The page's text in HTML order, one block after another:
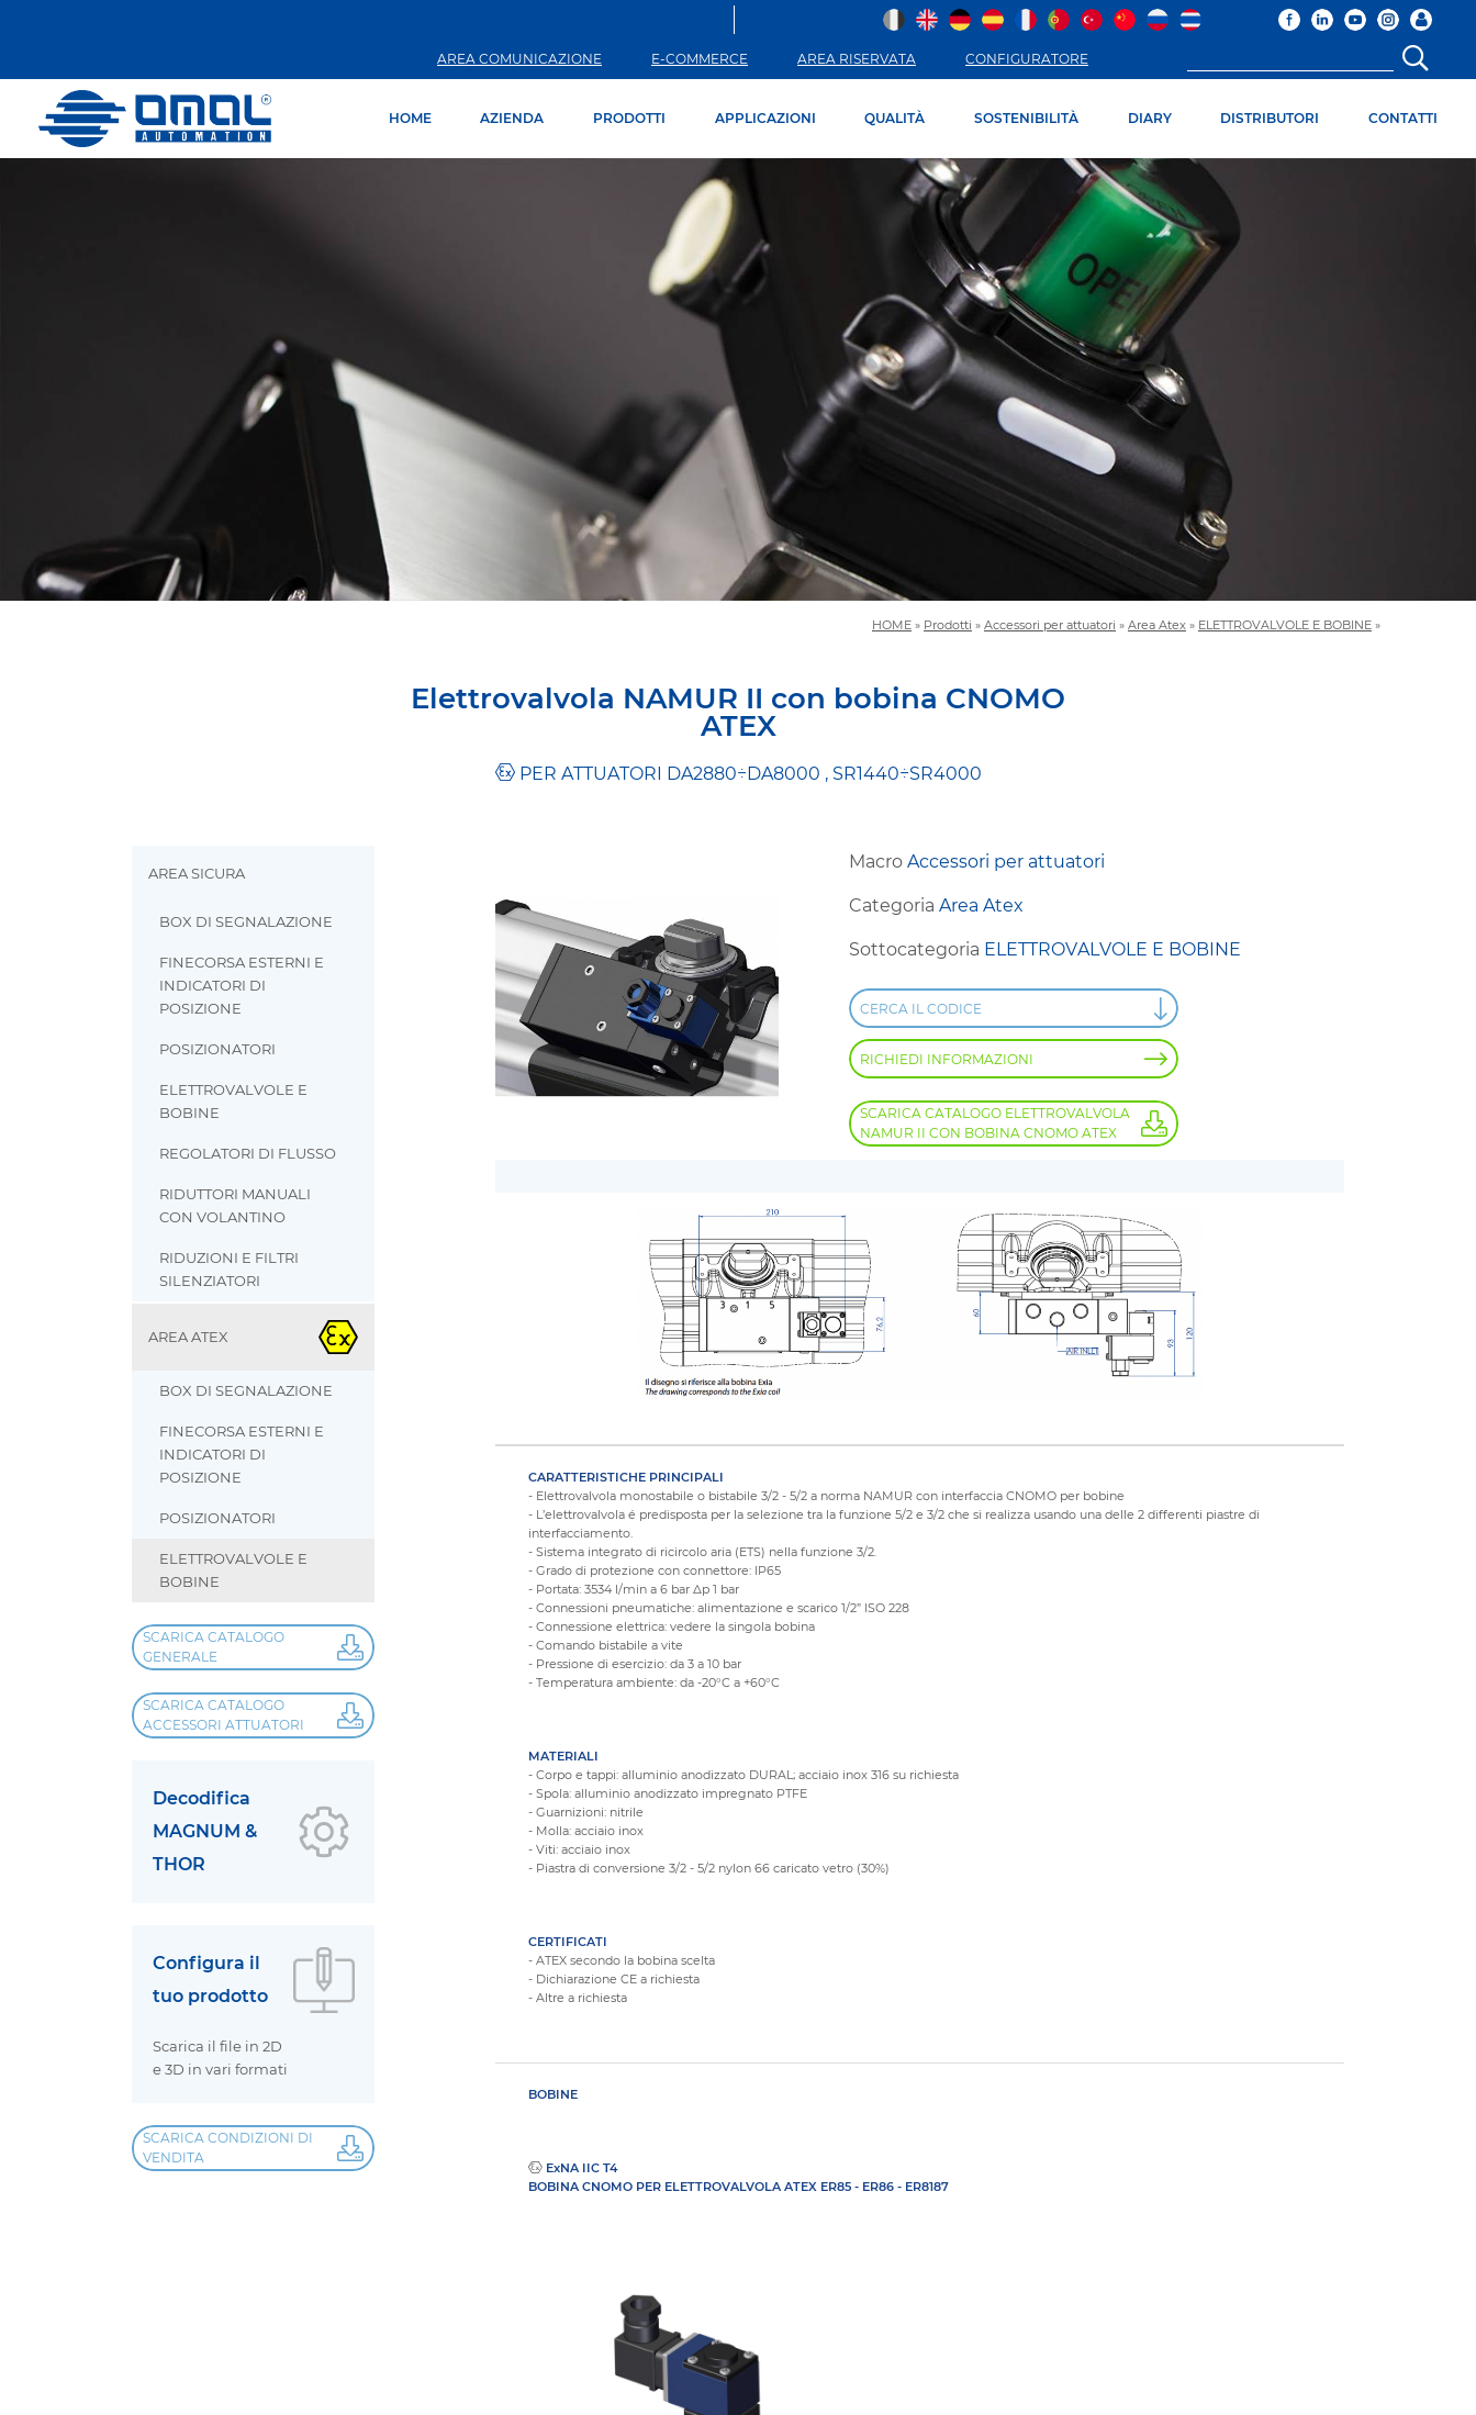
AREA COMUNICAZIONE E-COMMERCE AREA RISERVATA CONFIGURATORE
HOME AZIENDA PRODOTTI APPLICAZIONI QUALITÀ SOSTENIBILITÀ DIARY DISTRIBUTORI CONTATTI
HOME » Prodotti » Accessori per attuatori » Area Atex » ELETTROVALVOLE E BOBINE »
Elettrovalvola NAMUR II con bobina CNOMO
ATEX
PER ATTUATORI DA2880÷DA8000 , SR1440÷SR4000
AREA SICURA
BOX DI SEGNALAZIONE
FINECORSA ESTERNI E
INDICATORI DI
POSIZIONE
POSIZIONATORI
ELETTROVALVOLE E
BOBINE
REGOLATORI DI FLUSSO
RIDUTTORI MANUALI
CON VOLANTINO
RIDUZIONI E FILTRI
SILENZIATORI
AREA ATEX
BOX DI SEGNALAZIONE
FINECORSA ESTERNI E
INDICATORI DI
POSIZIONE
POSIZIONATORI
ELETTROVALVOLE E
BOBINE
SCARICA CATALOGO
GENERALE
SCARICA CATALOGO
ACCESSORI ATTUATORI
Decodifica
MAGNUM &
THOR
Configura il
tuo prodotto
Scarica il file in 2D
e 3D in vari formati
SCARICA CONDIZIONI DI
VENDITA
MacroAccessori per attuatori
CategoriaArea Atex
Sottocategoria ELETTROVALVOLE E BOBINE
CERCA IL CODICE
RICHIEDI INFORMAZIONI
SCARICA CATALOGO ELETTROVALVOLA
NAMUR II CON BOBINA CNOMO ATEX
CARATTERISTICHE PRINCIPALI
- Elettrovalvola monostabile o bistabile 3/2 - 5/2 a norma NAMUR con interfaccia CNOMO per bobine
- L’elettrovalvola é predisposta per la selezione tra la funzione 5/2 e 3/2 che si realizza usando una delle 2 differenti piastre di
interfacciamento.
- Sistema integrato di ricircolo aria (ETS) nella funzione 3/2.
- Grado di protezione con connettore: IP65
- Portata: 3534 l/min a 6 bar ∆p 1 bar
- Connessioni pneumatiche: alimentazione e scarico 1/2” ISO 228
- Connessione elettrica: vedere la singola bobina
- Comando bistabile a vite
- Pressione di esercizio: da 3 a 10 bar
- Temperatura ambiente: da -20°C a +60°C
MATERIALI
- Corpo e tappi: alluminio anodizzato DURAL; acciaio inox 316 su richiesta
- Spola: alluminio anodizzato impregnato PTFE
- Guarnizioni: nitrile
- Molla: acciaio inox
- Viti: acciaio inox
- Piastra di conversione 3/2 - 5/2 nylon 66 caricato vetro (30%)
CERTIFICATI
- ATEX secondo la bobina scelta
- Dichiarazione CE a richiesta
- Altre a richiesta
BOBINE
ExNA IIC T4
BOBINA CNOMO PER ELETTROVALVOLA ATEX ER85 - ER86 - ER8187